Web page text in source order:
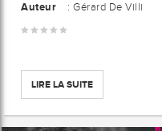
Auteur : Gérard De Villi
LIRE LA SUITE